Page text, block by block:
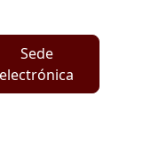
Sede
electrónica